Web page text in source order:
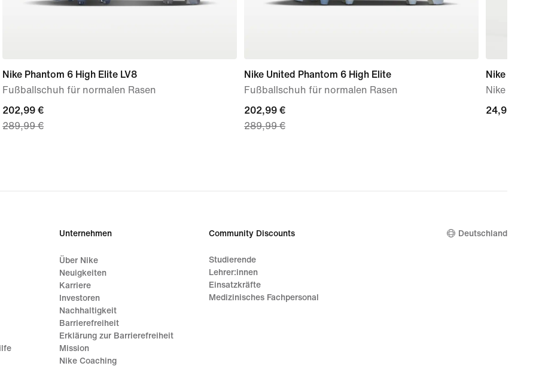
Nike Phantom 6 High Elite LV8
Fußballschuh für normalen Rasen
current
price
289,99 €
202,99 €
289,99 €
Nike United Phantom 6 High Elite
Fußballschuh für normalen Rasen
current
price
289,99 €
202,99 €
289,99 €
Nike
Nike Dri-
24,99 €
24,99 €
Unternehmen
Über Nike
Neuigkeiten
Karriere
Investoren
Nachhaltigkeit
Barrierefreiheit
Erklärung zur Barrierefreiheit
Mission
Nike Coaching
Community Discounts
Studierende
Lehrer:innen
Einsatzkräfte
Medizinisches Fachpersonal
Deutschland